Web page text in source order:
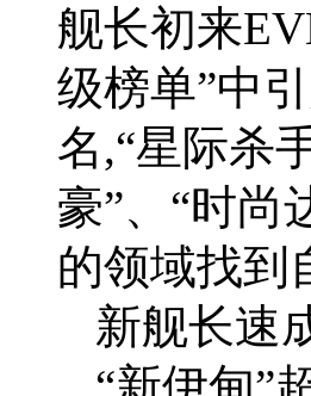
舰长初来
级榜单”中
名,“星际杀
豪”、“时
的领域找到
新舰长速
“新伊甸”